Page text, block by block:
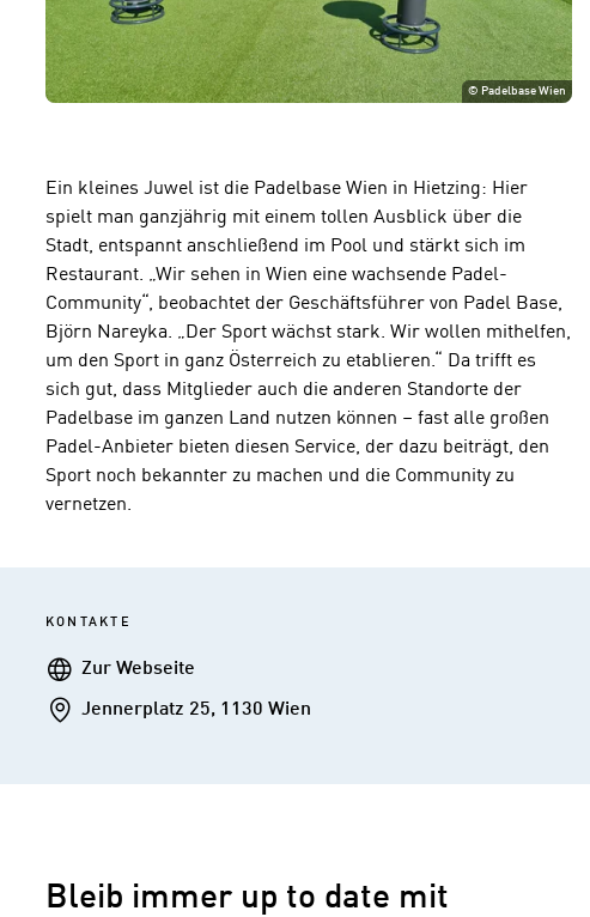
© Padelbase Wien
Ein kleines Juwel ist die Padelbase Wien in Hietzing: Hier
spielt man ganzjährig mit einem tollen Ausblick über die
Stadt, entspannt anschließend im Pool und stärkt sich im
Restaurant. „Wir sehen in Wien eine wachsende Padel-
Community“, beobachtet der Geschäftsführer von Padel Base,
Björn Nareyka. „Der Sport wächst stark. Wir wollen mithelfen,
um den Sport in ganz Österreich zu etablieren.“ Da trifft es
sich gut, dass Mitglieder auch die anderen Standorte der
Padelbase im ganzen Land nutzen können – fast alle großen
Padel-Anbieter bieten diesen Service, der dazu beiträgt, den
Sport noch bekannter zu machen und die Community zu
vernetzen.
KONTAKTE
WebseiteZur Webseite
Addresse
Jennerplatz 25, 1130 Wien
Bleib immer up to date mit